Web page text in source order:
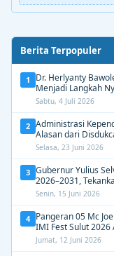
Berita Terpopuler
1
Dr. Herlyanty
Menjadi Langkah
Berdampak
Sabtu, 4 Juli 2026
2 Administrasi
Alasan dari
Selasa, 23 Juni 2026
3 Gubernur Yulius
2026–2031,
Senin, 15 Juni 2026
4 Pangeran 05 Mc
IMI Fest Sulut
Jumat, 12 Juni 2026